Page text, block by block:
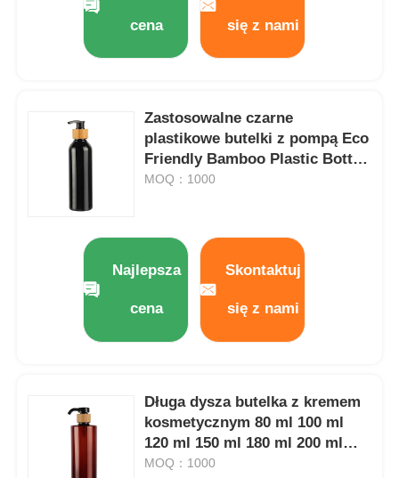
cena się z nami
Zastosowalne czarne
plastikowe butelki z pompą Eco
Friendly Bamboo Plastic Bottle
180ml 200ml 250ml 300ml
MOQ：1000
Najlepsza
cena
Skontaktuj
się z nami
Długa dysza butelka z kremem
kosmetycznym 80 ml 100 ml
120 ml 150 ml 180 ml 200 ml
butelka z plastiku
MOQ：1000